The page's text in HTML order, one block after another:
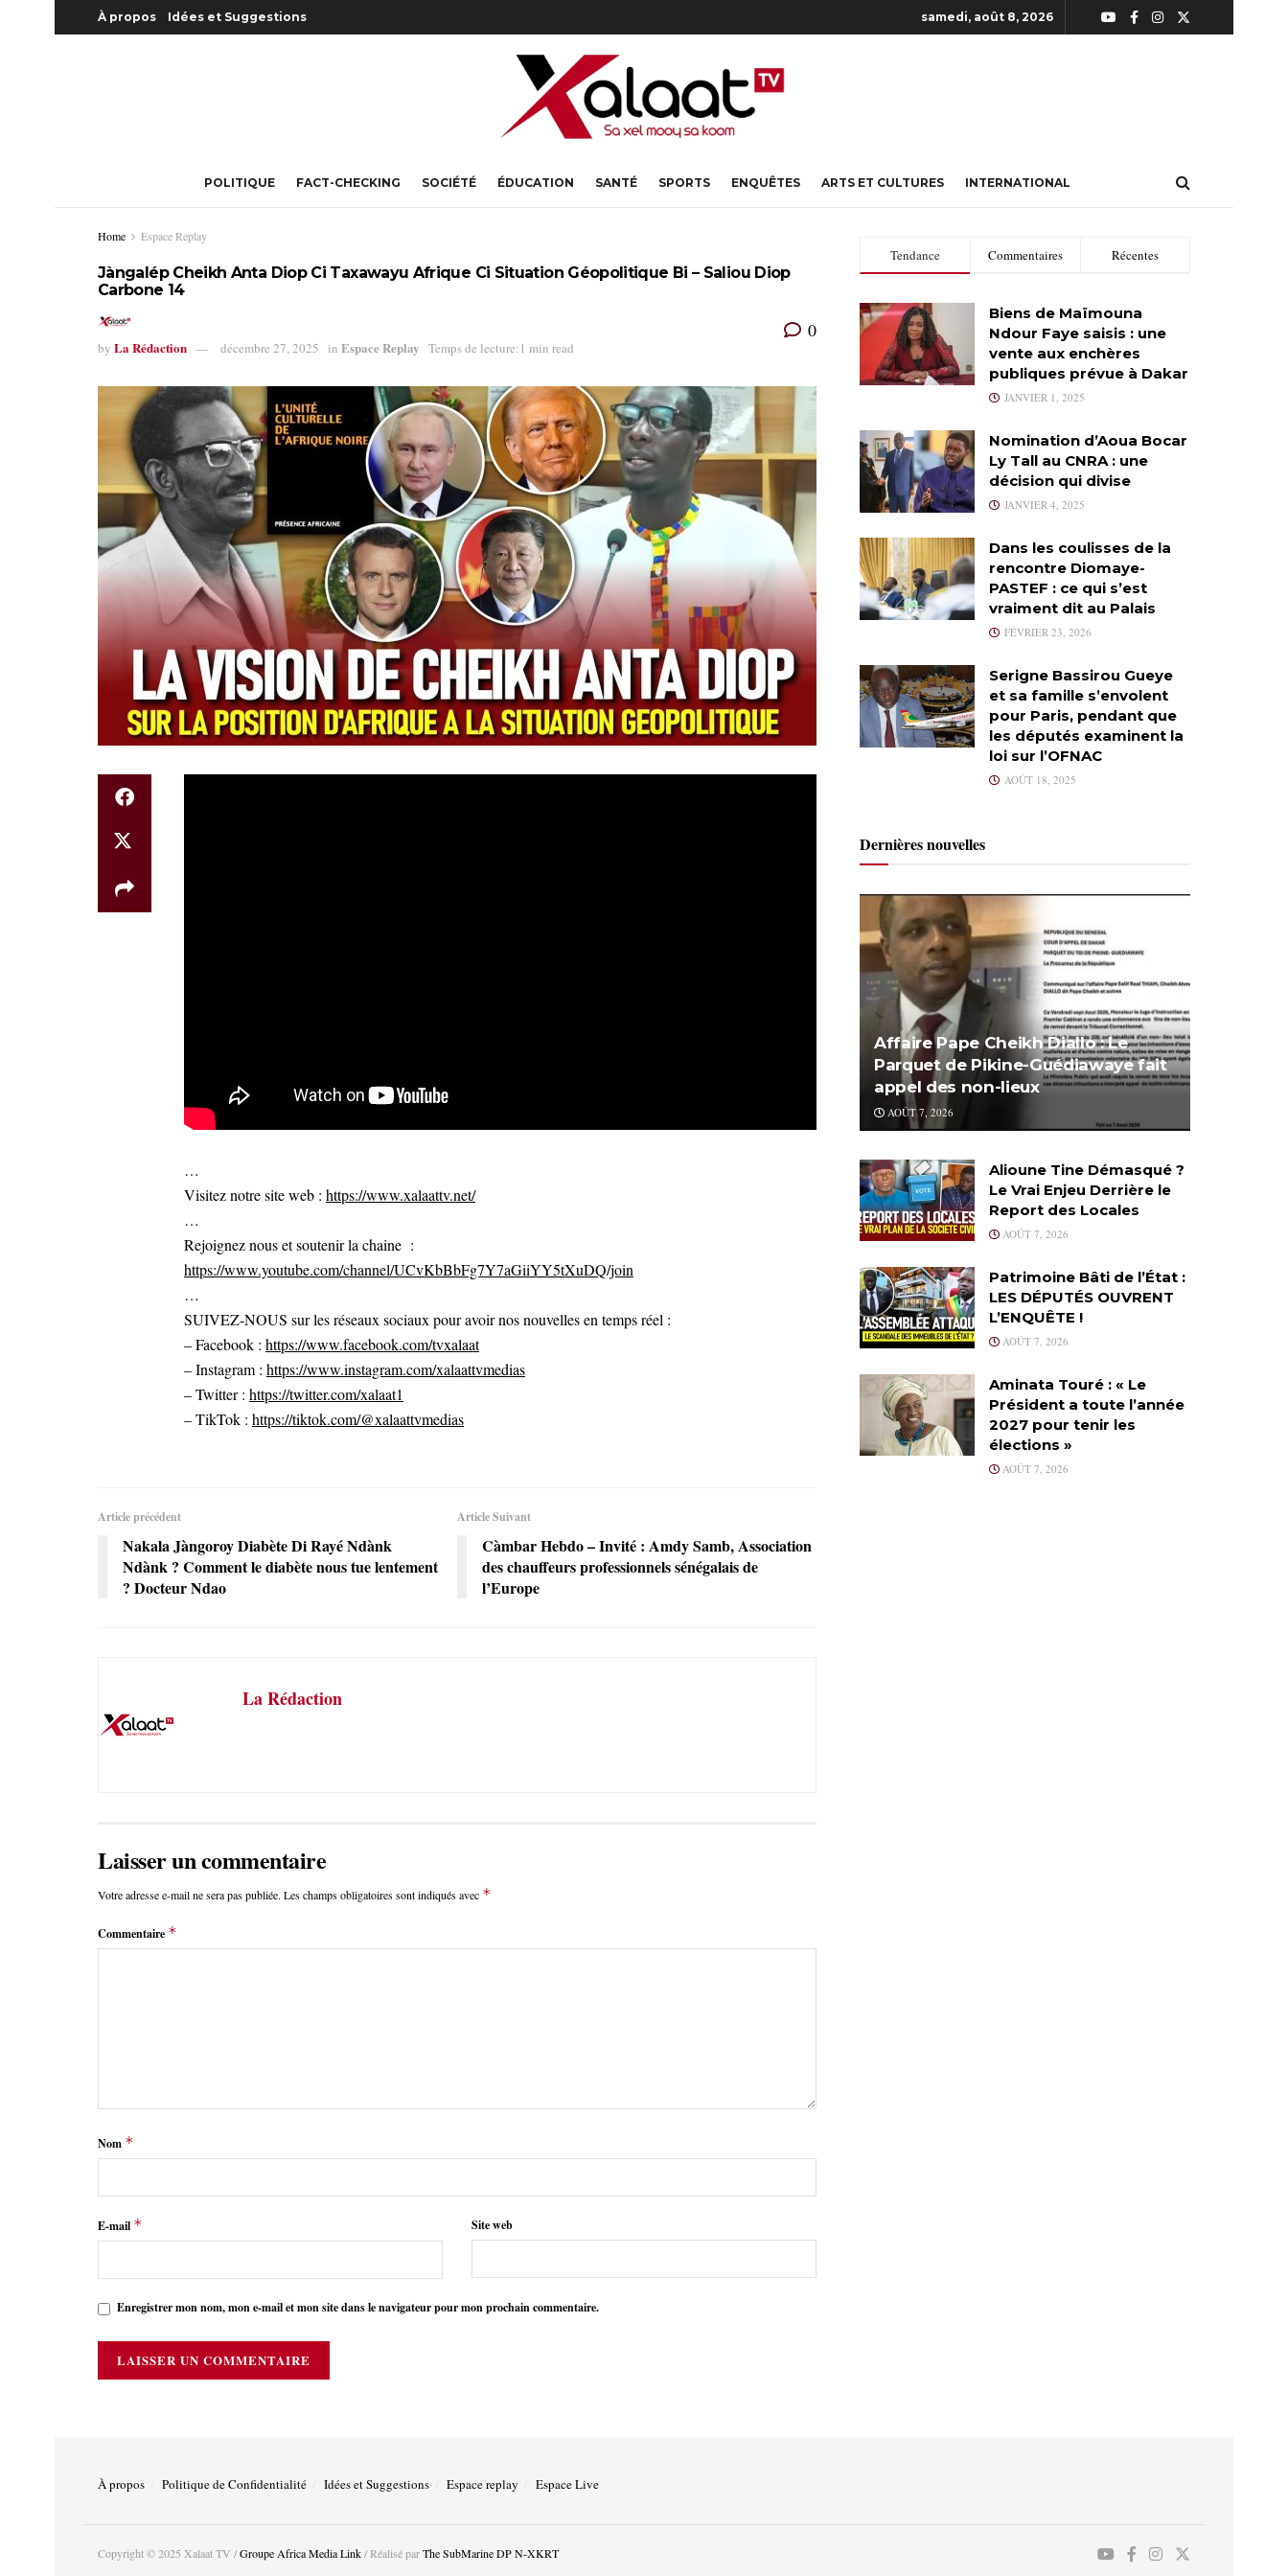
À propos Idées et Suggestions samedi, août 8, 2026
POLITIQUE FACT-CHECKING SOCIÉTÉ ÉDUCATION SANTÉ SPORTS ENQUÊTES ARTS ET CULTURES INTERNATIONAL
Home Espace Replay
Jàngalép Cheikh Anta Diop Ci Taxawayu Afrique Ci Situation Géopolitique Bi – Saliou Diop
Carbone 14
by La Rédaction décembre 27, 2025 in Espace Replay Temps de lecture:1 min read
0
…
Visitez notre site web : https://www.xalaattv.net/
…
Rejoignez nous et soutenir la chaine :
https://www.youtube.com/channel/UCvKbBbFg7Y7aGiiYY5tXuDQ/join
…
SUIVEZ-NOUS sur les réseaux sociaux pour avoir nos nouvelles en temps réel :
– Facebook : https://www.facebook.com/tvxalaat
– Instagram : https://www.instagram.com/xalaattvmedias
– Twitter : https://twitter.com/xalaat1
– TikTok : https://tiktok.com/@xalaattvmedias
Article précédent
Nakala Jàngoroy Diabète Di Rayé Ndànk
Ndànk ? Comment le diabète nous tue lentement
? Docteur Ndao
Article Suivant
Càmbar Hebdo – Invité : Amdy Samb, Association
des chauffeurs professionnels sénégalais de
l’Europe
La Rédaction
Laisser un commentaire
Votre adresse e-mail ne sera pas publiée. Les champs obligatoires sont indiqués avec *
Commentaire *
Nom *
E-mail * Site web
Enregistrer mon nom, mon e-mail et mon site dans le navigateur pour mon prochain commentaire.
Tendance Commentaires Récentes
Biens de Maïmouna
Ndour Faye saisis : une
vente aux enchères
publiques prévue à Dakar
JANVIER 1, 2025
Nomination d’Aoua Bocar
Ly Tall au CNRA : une
décision qui divise
JANVIER 4, 2025
Dans les coulisses de la
rencontre Diomaye-
PASTEF : ce qui s’est
vraiment dit au Palais
FÉVRIER 23, 2026
Serigne Bassirou Gueye
et sa famille s’envolent
pour Paris, pendant que
les députés examinent la
loi sur l’OFNAC
AOÛT 18, 2025
Dernières nouvelles
Affaire Pape Cheikh Diallo : Le
Parquet de Pikine-Guédiawaye fait
appel des non-lieux
AOÛT 7, 2026
Alioune Tine Démasqué ?
Le Vrai Enjeu Derrière le
Report des Locales
AOÛT 7, 2026
Patrimoine Bâti de l’État :
LES DÉPUTÉS OUVRENT
L’ENQUÊTE !
AOÛT 7, 2026
Aminata Touré : « Le
Président a toute l’année
2027 pour tenir les
élections »
AOÛT 7, 2026
À propos Politique de Confidentialité Idées et Suggestions Espace replay Espace Live
Copyright © 2025 Xalaat TV /Groupe Africa Media Link/ Réalisé parThe SubMarine DP N-XKRT